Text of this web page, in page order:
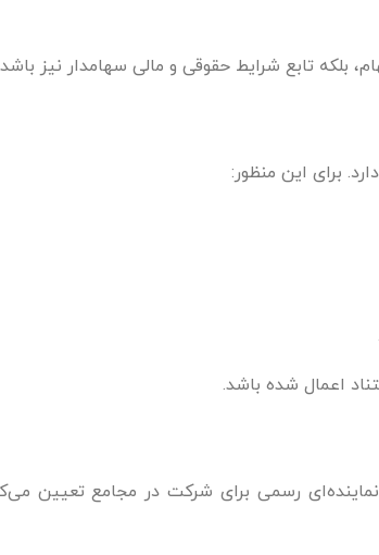
تابع شرایط حقوقی و مالی سهامدار نیز
برای این منظور:
اعمال شده باشد.
رسمی برای شرکت در مجامع تعیین